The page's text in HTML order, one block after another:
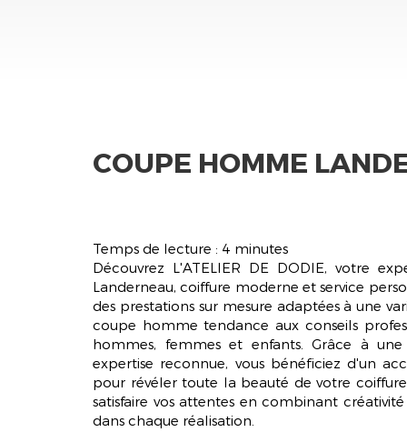
COUPE HOMME
Temps de lecture : 4 minutes
Découvrez L'ATELIER DE DODIE, votre
Landerneau, coiffure moderne et service
des prestations sur mesure adaptées à une
coupe homme tendance aux conseils
hommes, femmes et enfants. Grâce à
expertise reconnue, vous bénéficiez d'un
pour révéler toute la beauté de votre
satisfaire vos attentes en combinant
dans chaque réalisation.